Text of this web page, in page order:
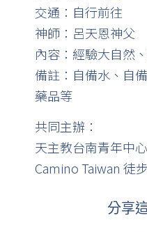
交通：自行前往
神師：呂天恩神父
內容：經驗大自然
備註：自備水、自
藥品等
共同主辦：
天主教台南青年中心
Camino Taiwan 徒
分享